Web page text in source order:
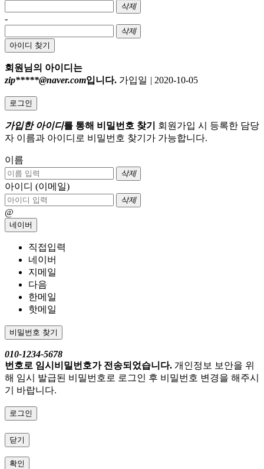
삭제
-
삭제
아이디 찾기
회원님의 아이디는
zip*****@naver.com입니다. 가입일 | 2020-10-05
로그인
가입한 아이디를 통해 비밀번호 찾기
회원가입 시 등록한 담당
자 이름과 아이디로 비밀번호 찾기가 가능합니다.
이름
삭제
아이디 (이메일)
삭제
@
네이버
직접입력
네이버
지메일
다음
한메일
핫메일
비밀번호 찾기
010-1234-5678
번호로 임시비밀번호가 전송되었습니다. 개인정보 보안을 위
해 임시 발급된 비밀번호로 로그인 후 비밀번호 변경을 해주시
기 바랍니다.
로그인
닫기
확인